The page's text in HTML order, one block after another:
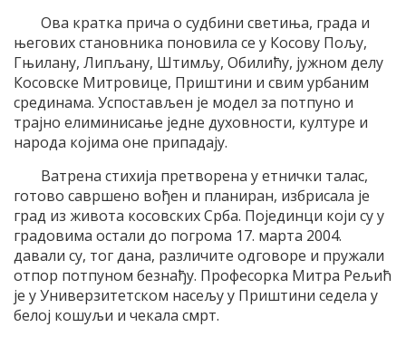
Ова кратка прича о судбини светиња, града и
његових становника поновила се у Косову Пољу,
Гњилану, Липљану, Штимљу, Обилићу, јужном делу
Косовске Митровице, Приштини и свим урбаним
срединама. Успостављен је модел за потпуно и
трајно елиминисање једне духовности, културе и
народа којима оне припадају.
Ватрена стихија претворена у етнички талас,
готово савршено вођен и планиран, избрисала је
град из живота косовских Срба. Појединци који су у
градовима остали до погрома 17. марта 2004.
давали су, тог дана, различите одговоре и пружали
отпор потпуном безнађу. Професорка Митра Рељић
је у Универзитетском насељу у Приштини седела у
белој кошуљи и чекала смрт.